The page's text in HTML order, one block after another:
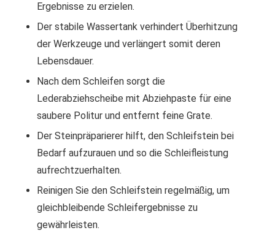
Ergebnisse zu erzielen.
Der stabile Wassertank verhindert Überhitzung
der Werkzeuge und verlängert somit deren
Lebensdauer.
Nach dem Schleifen sorgt die
Lederabziehscheibe mit Abziehpaste für eine
saubere Politur und entfernt feine Grate.
Der Steinpräparierer hilft, den Schleifstein bei
Bedarf aufzurauen und so die Schleifleistung
aufrechtzuerhalten.
Reinigen Sie den Schleifstein regelmäßig, um
gleichbleibende Schleifergebnisse zu
gewährleisten.